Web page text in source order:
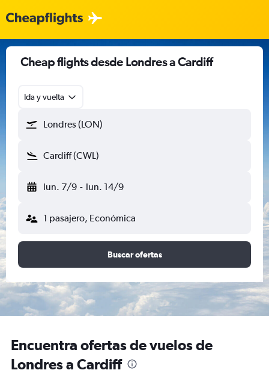
Cheap flights desde Londres a Cardiff
Ida y vuelta
Londres (LON)
Cardiff (CWL)
lun. 7/9 - lun. 14/9
1 pasajero, Económica
Buscar ofertas
Encuentra ofertas de vuelos de
Londres a Cardiff